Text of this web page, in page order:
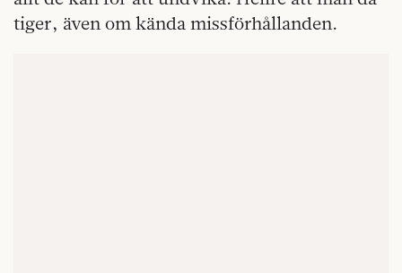
tiger, även om kända missförhållanden.